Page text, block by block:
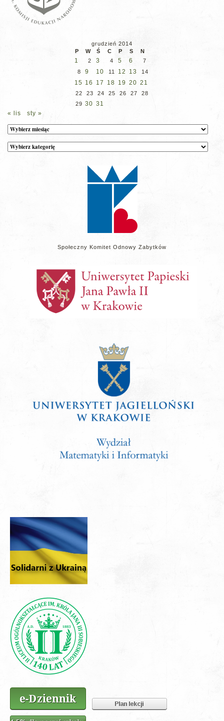
grudzień 2014
P
W Ś C P S N
1 2 3 4 5 6
7
8
9 10 11 12 13 14
15 16 17 18 19 20 21
22 23 24 25 26 27
28
29 30 31
« lis
sty »
Archiwum
Kategorie
wpisów
Społeczny Komitet Odnowy Zabytków